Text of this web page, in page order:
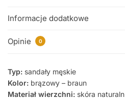
Informacje dodatkowe
Opinie 0
Typ: sandały męskie
Kolor: brązowy – braun
Materiał wierzchni: skóra naturaln